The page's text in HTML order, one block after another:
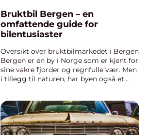
Bruktbil Bergen – en
omfattende guide for
bilentusiaster
Oversikt over bruktbilmarkedet i Bergen
Bergen er en by i Norge som er kjent for
sine vakre fjorder og regnfulle vær. Men
i tillegg til naturen, har byen også et
brukte bil...